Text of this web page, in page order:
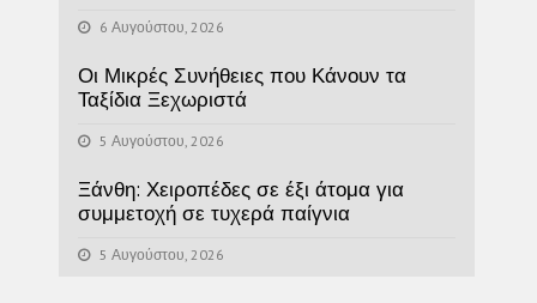
6 Αυγούστου, 2026
Οι Μικρές Συνήθειες που Κάνουν τα
Ταξίδια Ξεχωριστά
5 Αυγούστου, 2026
Ξάνθη: Χειροπέδες σε έξι άτομα για
συμμετοχή σε τυχερά παίγνια
5 Αυγούστου, 2026